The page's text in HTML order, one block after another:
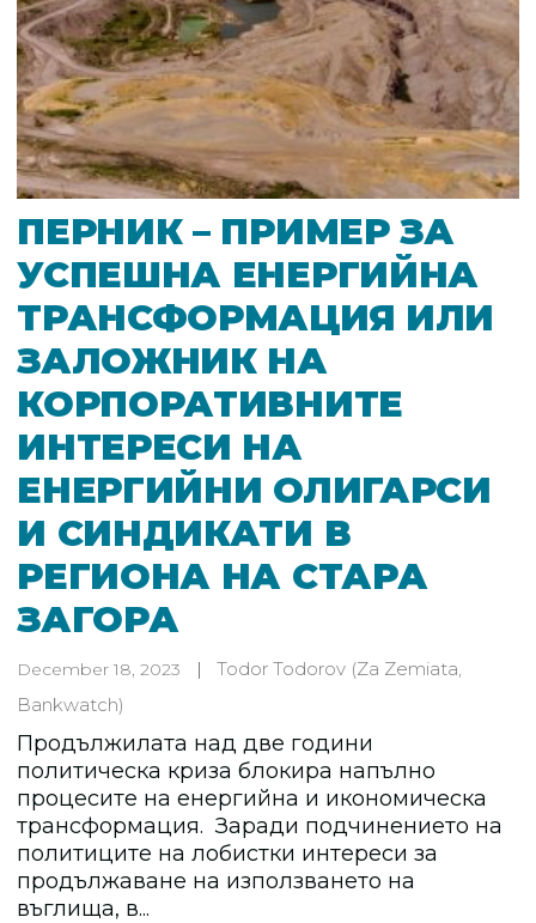
ПЕРНИК – ПРИМЕР ЗА
УСПЕШНА ЕНЕРГИЙНА
ТРАНСФОРМАЦИЯ ИЛИ
ЗАЛОЖНИК НА
КОРПОРАТИВНИТЕ
ИНТЕРЕСИ НА
ЕНЕРГИЙНИ ОЛИГАРСИ
И СИНДИКАТИ В
РЕГИОНА НА СТАРА
ЗАГОРА
December 18, 2023 Todor Todorov (Za Zemiata,
Bankwatch)
Продължилата над две години
политическа криза блокира напълно
процесите на енергийна и икономическа
трансформация. Заради подчинението на
политиците на лобистки интереси за
продължаване на използването на
въглища, в...